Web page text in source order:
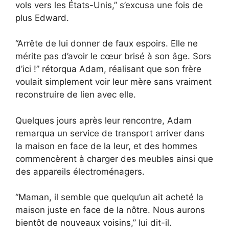
vols vers les États-Unis,” s’excusa une fois de
plus Edward.
“Arrête de lui donner de faux espoirs. Elle ne
mérite pas d’avoir le cœur brisé à son âge. Sors
d’ici !” rétorqua Adam, réalisant que son frère
voulait simplement voir leur mère sans vraiment
reconstruire de lien avec elle.
Quelques jours après leur rencontre, Adam
remarqua un service de transport arriver dans
la maison en face de la leur, et des hommes
commencèrent à charger des meubles ainsi que
des appareils électroménagers.
“Maman, il semble que quelqu’un ait acheté la
maison juste en face de la nôtre. Nous aurons
bientôt de nouveaux voisins,” lui dit-il.